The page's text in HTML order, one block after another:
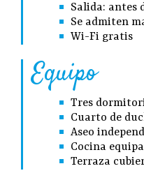
Salida: antes
Se admiten
Wi-Fi gratis
Equipo
Tres
Cuarto de
Aseo
Cocina
Terraza